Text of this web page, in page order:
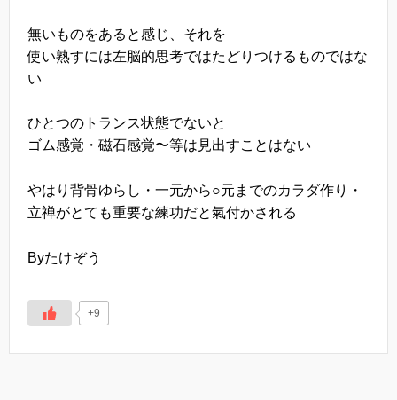
無いものをあると感じ、それを
使い熟すには左脳的思考ではたどりつけるものではな
い
ひとつのトランス状態でないと
ゴム感覚・磁石感覚〜等は見出すことはない
やはり背骨ゆらし・一元から○元までのカラダ作り・
立禅がとても重要な練功だと氣付かされる
Byたけぞう
+9